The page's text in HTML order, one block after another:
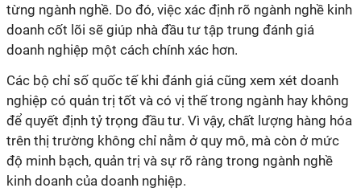
từng ngành nghề. Do đó, việc xác định rõ ngành nghề kinh
doanh cốt lõi sẽ giúp nhà đầu tư tập trung đánh giá
doanh nghiệp một cách chính xác hơn.
Các bộ chỉ số quốc tế khi đánh giá cũng xem xét doanh
nghiệp có quản trị tốt và có vị thế trong ngành hay không
để quyết định tỷ trọng đầu tư. Vì vậy, chất lượng hàng hóa
trên thị trường không chỉ nằm ở quy mô, mà còn ở mức
độ minh bạch, quản trị và sự rõ ràng trong ngành nghề
kinh doanh của doanh nghiệp.